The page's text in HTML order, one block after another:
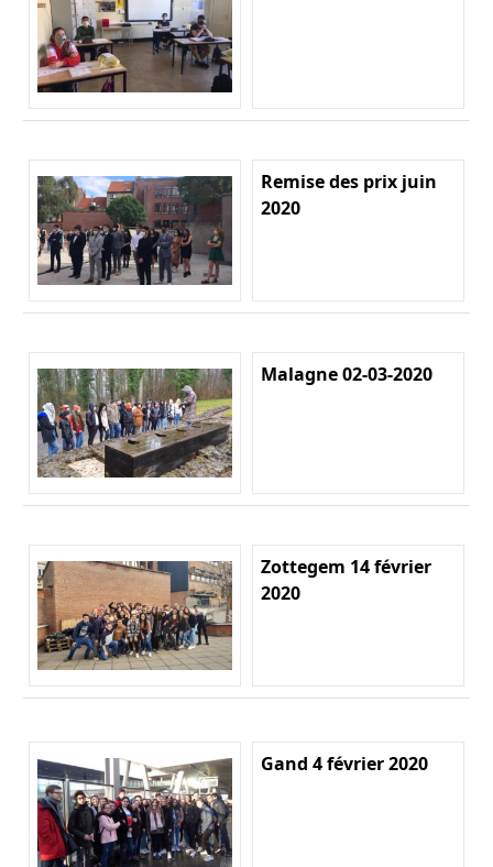
Remise des prix juin
2020
Malagne 02-03-2020
Zottegem 14 février
2020
Gand 4 février 2020